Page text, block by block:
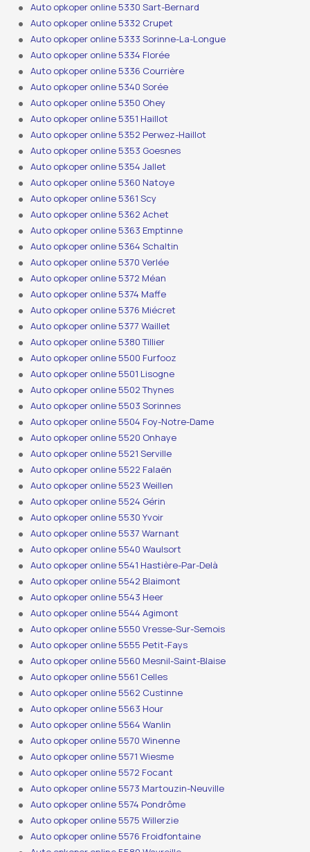
Auto opkoper online 5330 Sart-Bernard
Auto opkoper online 5332 Crupet
Auto opkoper online 5333 Sorinne-La-Longue
Auto opkoper online 5334 Florée
Auto opkoper online 5336 Courrière
Auto opkoper online 5340 Sorée
Auto opkoper online 5350 Ohey
Auto opkoper online 5351 Haillot
Auto opkoper online 5352 Perwez-Haillot
Auto opkoper online 5353 Goesnes
Auto opkoper online 5354 Jallet
Auto opkoper online 5360 Natoye
Auto opkoper online 5361 Scy
Auto opkoper online 5362 Achet
Auto opkoper online 5363 Emptinne
Auto opkoper online 5364 Schaltin
Auto opkoper online 5370 Verlée
Auto opkoper online 5372 Méan
Auto opkoper online 5374 Maffe
Auto opkoper online 5376 Miécret
Auto opkoper online 5377 Waillet
Auto opkoper online 5380 Tillier
Auto opkoper online 5500 Furfooz
Auto opkoper online 5501 Lisogne
Auto opkoper online 5502 Thynes
Auto opkoper online 5503 Sorinnes
Auto opkoper online 5504 Foy-Notre-Dame
Auto opkoper online 5520 Onhaye
Auto opkoper online 5521 Serville
Auto opkoper online 5522 Falaën
Auto opkoper online 5523 Weillen
Auto opkoper online 5524 Gérin
Auto opkoper online 5530 Yvoir
Auto opkoper online 5537 Warnant
Auto opkoper online 5540 Waulsort
Auto opkoper online 5541 Hastière-Par-Delà
Auto opkoper online 5542 Blaimont
Auto opkoper online 5543 Heer
Auto opkoper online 5544 Agimont
Auto opkoper online 5550 Vresse-Sur-Semois
Auto opkoper online 5555 Petit-Fays
Auto opkoper online 5560 Mesnil-Saint-Blaise
Auto opkoper online 5561 Celles
Auto opkoper online 5562 Custinne
Auto opkoper online 5563 Hour
Auto opkoper online 5564 Wanlin
Auto opkoper online 5570 Winenne
Auto opkoper online 5571 Wiesme
Auto opkoper online 5572 Focant
Auto opkoper online 5573 Martouzin-Neuville
Auto opkoper online 5574 Pondrôme
Auto opkoper online 5575 Willerzie
Auto opkoper online 5576 Froidfontaine